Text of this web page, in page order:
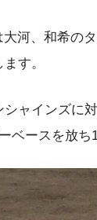
河、和希の
す。
ャインズに
ベースを放ち